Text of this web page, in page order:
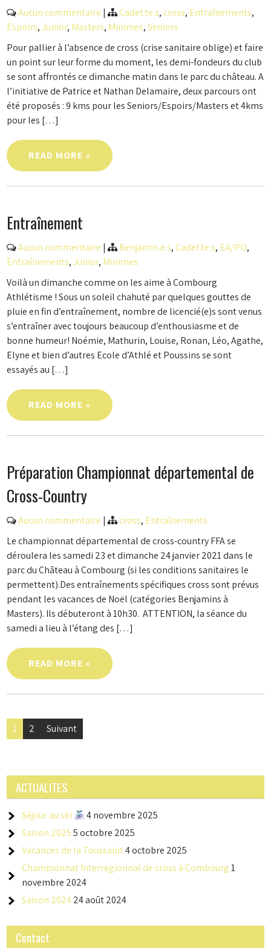
Aucun commentaire | Cadet.te.s, cross, Entraînements,
Espoirs,Junior, Masters, Minimes,Seniors
Pour pallier à l’absence de cross (crise sanitaire oblige) et faire
un point sur leur forme du moment, les demi-fondeurs du club
se sont affrontés ce dimanche matin dans le parc du château. A
l’initiative de Patrice et Nathan Delamaire, deux parcours ont
été proposés : 9 kms pour les Seniors/Espoirs/Masters et 4kms
pour les […]
READ MORE »
Entraînement
Aucun commentaire | Benjamin.e.s,Cadet.te.s, EA/PO,
Entraînements,Junior, Minimes
Voilà un dimanche comme on les aime à Combourg
Athlétisme ! Sous un soleil chahuté par quelques gouttes de
pluie en fin d’entraînement, nombre de licencié(e)s sont venus
s’entraîner avec toujours beaucoup d’enthousiasme et de
bonne humeur! Noémie, Mathurin, Louise, Ronan, Léo, Agathe,
Elyne et bien d’autres Ecole d’Athlé et Poussins se sont
essayés au […]
READ MORE »
Préparation Championnat départemental de
Cross-Country
Aucun commentaire | cross, Entraînements
Le championnat départemental de cross-country FFA se
déroulera les samedi 23 et dimanche 24 janvier 2021 dans le
parc du Château à Combourg (si les conditions sanitaires le
permettent).Des entraînements spécifiques cross sont prévus
pendant les vacances de Noël (catégories Benjamins à
Masters). Ils débuteront à 10h30. ATTENTION, la séance du
samedi a lieu à l’étang des […]
READ MORE »
Navigation
articles
1 2 Suivant
ACTUALITES
Séjour au ski
4 novembre 2025
Saison 2025 5 octobre 2025
Vacances de la Toussaint4 octobre 2025
Championnat Interregionnal de cross à Combourg 1
novembre 2024
Saison 202424 août 2024
Contact